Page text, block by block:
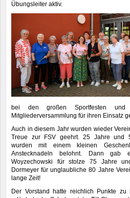
Übungsleiter aktiv.
bei den großen Sportfesten
Mitgliederversammlung für ihren Einsatz
Auch in diesem Jahr wurden wieder
Treue zur FSV geehrt. 25 Jahre und
wurden mit einem kleinen
Anstecknadeln belohnt. Dann
Woyzechowski für stolze 75 Jahre
Dormeyer für unglaubliche 80 Jahre
lange Zeit!
Der Vorstand hatte reichlich Punkte